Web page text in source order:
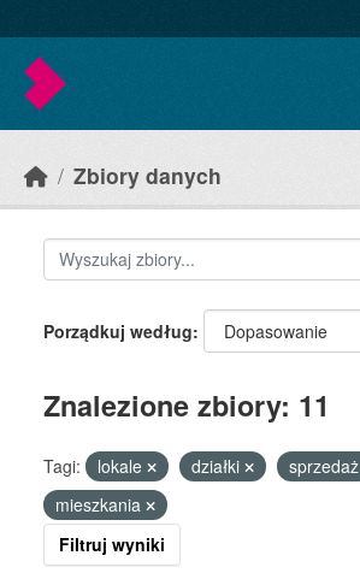
Zbiory danych
Porządkuj według
Znalezione zbiory: 11
Tagi: lokale działki
sprzedaż
mieszkania
Filtruj wyniki